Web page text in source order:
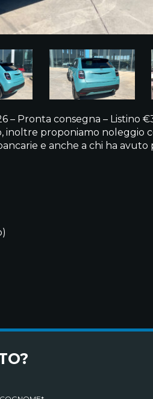
– Pronta consegna – Listino
inoltre proponiamo noleggio
e anche a chi ha